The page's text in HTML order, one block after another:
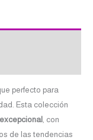
perfecto para
Esta colección
, con
de las tendencias